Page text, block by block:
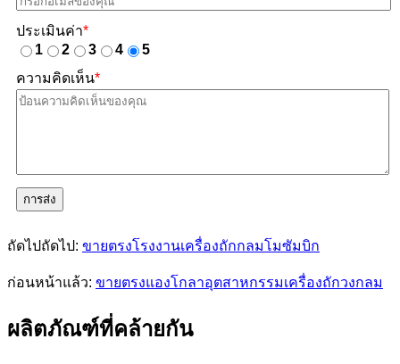
ประเมินค่า*
1
2 3 4
5
ความคิดเห็น*
การส่ง
ถัดไปถัดไป: ขายตรงโรงงานเครื่องถักกลมโมซัมบิก
ก่อนหน้าแล้ว: ขายตรงแองโกลาอุตสาหกรรมเครื่องถักวงกลม
ผลิตภัณฑ์ที่คล้ายกัน